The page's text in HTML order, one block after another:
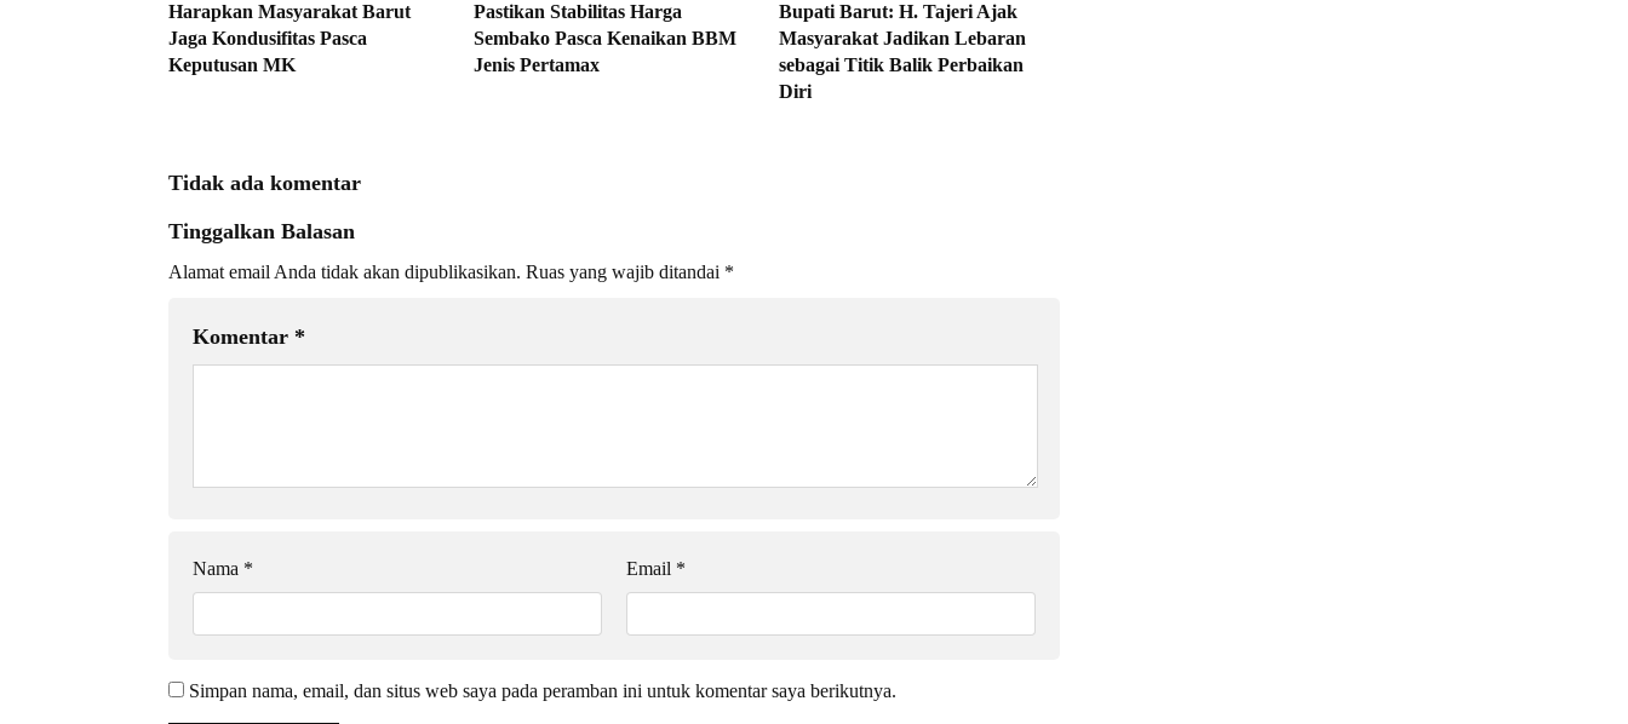
Harapkan Masyarakat Barut
Jaga Kondusifitas Pasca
Keputusan MK
Pastikan Stabilitas Harga
Sembako Pasca Kenaikan BBM
Jenis Pertamax
Bupati Barut: H. Tajeri Ajak
Masyarakat Jadikan Lebaran
sebagai Titik Balik Perbaikan
Diri
Tidak ada komentar
Tinggalkan Balasan
Alamat email Anda tidak akan dipublikasikan. Ruas yang wajib ditandai *
Komentar *
Nama * Email *
Simpan nama, email, dan situs web saya pada peramban ini untuk komentar saya berikutnya.